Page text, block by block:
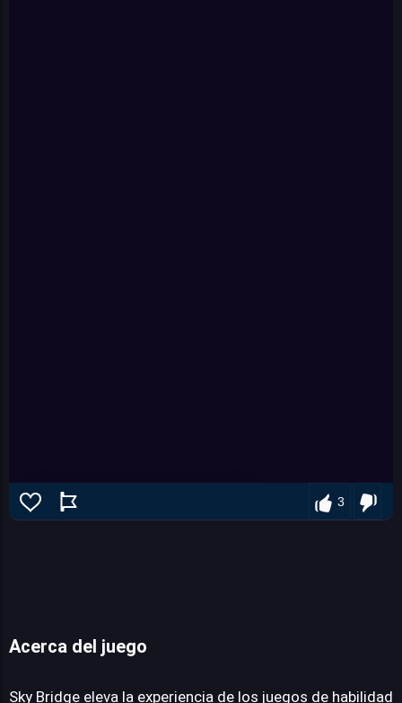
3
Acerca del juego
Sky Bridge eleva la experiencia de los juegos de habilidad